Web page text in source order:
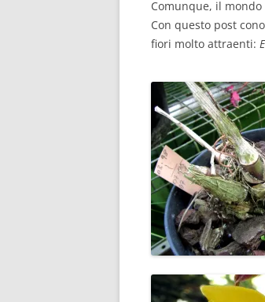
Comunque, il
Con questo post
fiori molto attraenti: